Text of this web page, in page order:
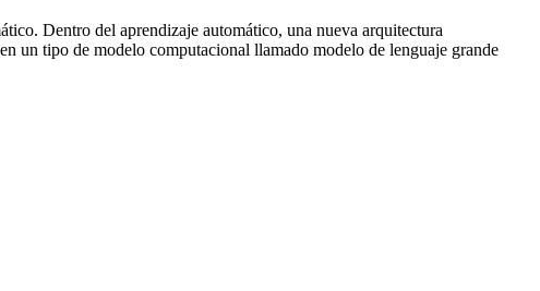
Dentro del aprendizaje automático, una nueva arquitectura
un tipo de modelo computacional llamado modelo de lenguaje grande